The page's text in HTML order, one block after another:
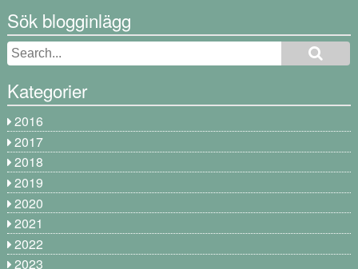
Sök blogginlägg
Kategorier
2016
2017
2018
2019
2020
2021
2022
2023